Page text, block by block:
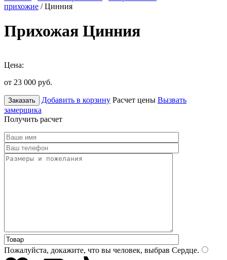
прихожие / Цинния
Прихожая Цинния
Цена:
от 23 000 руб.
Заказать Добавить в корзину Расчет цены Вызвать
замерщика
Получить расчет
Пожалуйста, докажите, что вы человек, выбрав Сердце.